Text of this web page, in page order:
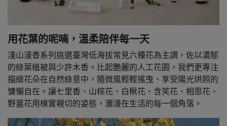
用花葉的呢喃，溫柔陪伴每一天
淺山漫香系列挑選臺灣低海拔常見六種花為主調，佐以濃郁
的綠葉植被與少許木香。比起艷麗的人工花園，我們更專注
描繪花朵在自然綠意中，隨微風輕輕搖曳、享受陽光烘照的
慵懶自在。讓七里香、山棕花、白楸花、含笑花、相思花、
野薑花用樸實親切的姿態，瀰漫在生活的每一個角落。